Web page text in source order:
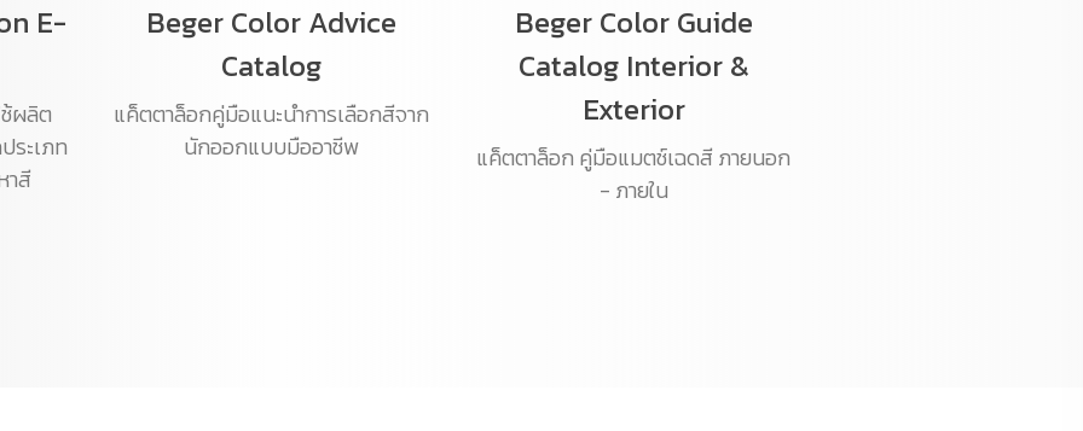
E-
ผลิต
ะเภท
าสี
Beger Color Advice
Catalog
แค็ตตาล็อกคู่มือแนะนำการเลือกสีจาก
นักออกแบบมืออาชีพ
Beger Color Guide
Catalog Interior &
Exterior
แค็ตตาล็อก คู่มือแมตช์เฉดสี ภายนอก
- ภายใน